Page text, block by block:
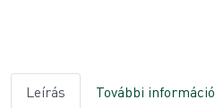
Leírás További